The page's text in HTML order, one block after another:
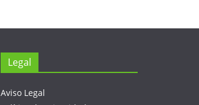
Legal
Aviso Legal